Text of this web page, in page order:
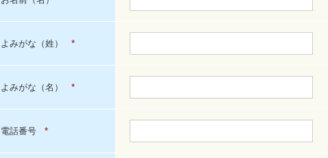
よみがな（姓） *
よみがな（名） *
電話番号 *